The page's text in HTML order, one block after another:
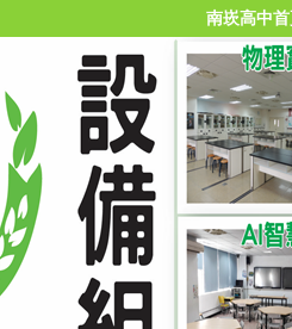
南崁高中